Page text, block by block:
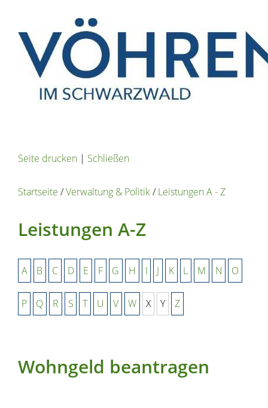
Seite drucken | Schließen
Startseite /Verwaltung & Politik/Leistungen A - Z
Leistungen A-Z
A B C D E F G H I J K L M N O
P Q R S T U V W X Y Z
Wohngeld beantragen